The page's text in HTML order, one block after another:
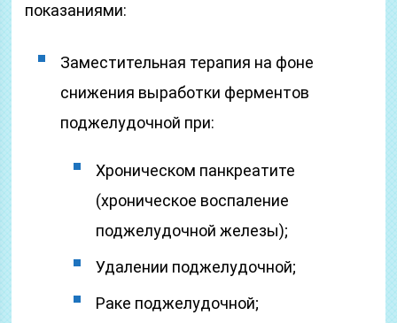
показаниями:
Заместительная терапия на фоне
снижения выработки ферментов
поджелудочной при:
Хроническом панкреатите
(хроническое воспаление
поджелудочной железы);
Удалении поджелудочной;
Раке поджелудочной;